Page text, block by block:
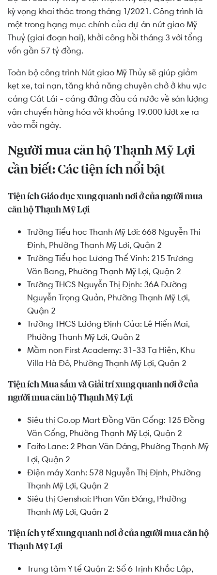
kỳ vọng khai thác trong tháng 1/2021. Công trình là
một trong hạng mục chính của dự án nút giao Mỹ
Thuỷ (giai đoạn hai), khởi công hồi tháng 3 với tổng
vốn gần 57 tỷ đồng.
Toàn bộ công trình Nút giao Mỹ Thủy sẽ giúp giảm
kẹt xe, tai nạn, tăng khả năng chuyên chở ở khu vực
cảng Cát Lái - cảng đứng đầu cả nước về sản lượng
vận chuyển hàng hóa với khoảng 19.000 lượt xe ra
vào mỗi ngày.
Người mua căn hộ Thạnh Mỹ Lợi
cần biết: Các tiện ích nổi bật
Tiện ích Giáo dục xung quanh nơi ở của người mua
căn hộ Thạnh Mỹ Lợi
Trường Tiểu học Thạnh Mỹ Lợi: 668 Nguyễn Thị
Định, Phường Thạnh Mỹ Lợi, Quận 2
Trường Tiểu học Lương Thế Vinh: 215 Trương
Văn Bang, Phường Thạnh Mỹ Lợi, Quận 2
Trường THCS Nguyễn Thị Định: 36A Đường
Nguyễn Trọng Quản, Phường Thạnh Mỹ Lợi,
Quận 2
Trường THCS Lương Định Của: Lê Hiến Mai,
Phường Thạnh Mỹ Lợi, Quận 2
Mầm non First Academy: 31-33 Tạ Hiện, Khu
Villa Hà Đô, Phường Thạnh Mỹ Lợi, Quận 2
Tiện ích Mua sắm và Giải trí xung quanh nơi ở của
người mua căn hộ Thạnh Mỹ Lợi
Siêu thị Co.op Mart Đồng Văn Cống: 125 Đồng
Văn Cống, Phường Thạnh Mỹ Lợi, Quận 2
Faifo Lane: 2 Phan Văn Đáng, Phường Thạnh Mỹ
Lợi, Quận 2
Điện máy Xanh: 578 Nguyễn Thị Định, Phường
Thạnh Mỹ Lợi, Quận 2
Siêu thị Genshai: Phan Văn Đáng, Phường
Thạnh Mỹ Lợi, Quận 2
Tiện ích y tế xung quanh nơi ở của người mua căn hộ
Thạnh Mỹ Lợi
Trung tâm Y tế Quận 2: Số 6 Trịnh Khắc Lập,